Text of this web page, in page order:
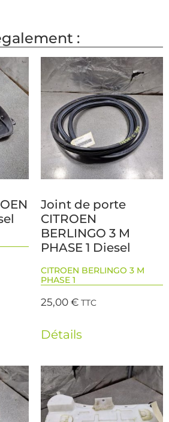
:
Joint de porte
CITROEN
BERLINGO 3 M
PHASE 1 Diesel
CITROEN BERLINGO 3 M
PHASE 1
25,00€ TTC
Détails